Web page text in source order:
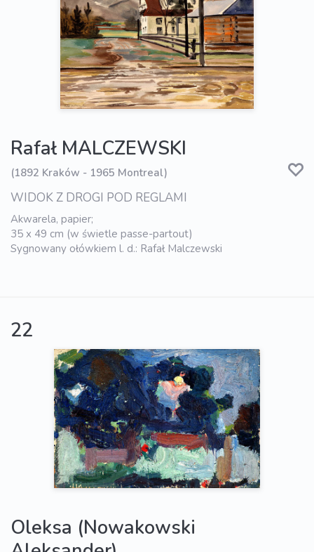
Rafał MALCZEWSKI
(1892 Kraków - 1965 Montreal)
WIDOK Z DROGI POD REGLAMI
Akwarela, papier;
35 x 49 cm (w świetle passe-partout)
Sygnowany ołówkiem l. d.: Rafał Malczewski
22
Oleksa (Nowakowski